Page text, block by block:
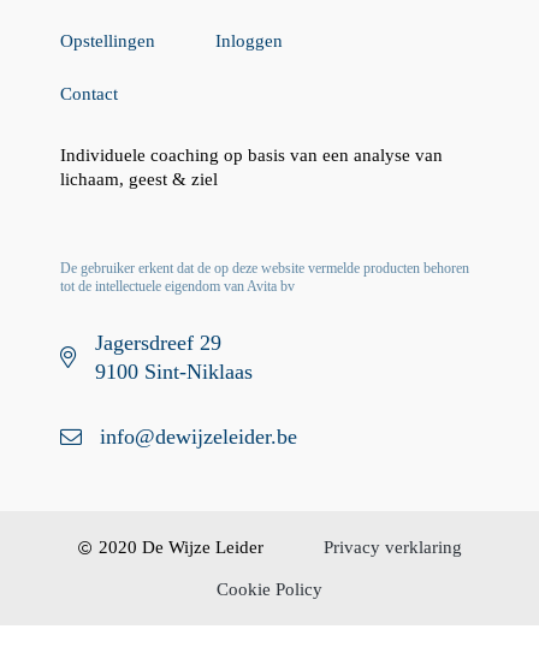
Individuele coaching op basis van een analyse van
lichaam, geest & ziel
De gebruiker erkent dat de op deze website vermelde producten behoren
tot de intellectuele eigendom van Avita bv
Jagersdreef 29
9100 Sint-Niklaas
info@dewijzeleider.be
Opstellingen
Contact
Inloggen
2020 De Wijze Leider Privacy verklaring
Cookie Policy